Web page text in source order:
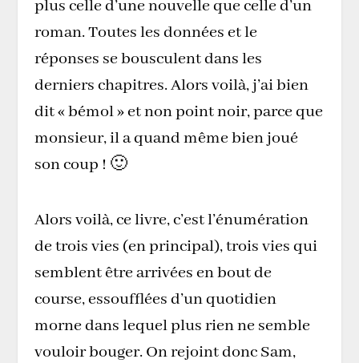
plus celle d’une nouvelle que celle d’un
roman. Toutes les données et le
réponses se bousculent dans les
derniers chapitres. Alors voilà, j’ai bien
dit « bémol » et non point noir, parce que
monsieur, il a quand même bien joué
son coup ! 🙂
Alors voilà, ce livre, c’est l’énumération
de trois vies (en principal), trois vies qui
semblent être arrivées en bout de
course, essoufflées d’un quotidien
morne dans lequel plus rien ne semble
vouloir bouger. On rejoint donc Sam,